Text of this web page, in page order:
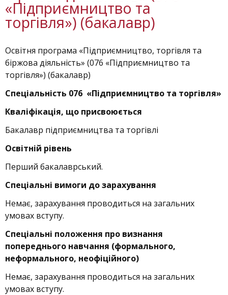
«Підприємництво та
торгівля») (бакалавр)
Освітня програма «Підприємництво, торгівля та
біржова діяльність» (076 «Підприємництво та
торгівля») (бакалавр)
Спеціальність 076 «Підприємництво та торгівля»
Кваліфікація, що присвоюється
Бакалавр підприємництва та торгівлі
Освітній рівень
Перший бакалаврський.
Спеціальні вимоги до зарахування
Немає, зарахування проводиться на загальних
умовах вступу.
Спеціальні положення про визнання
попереднього навчання (формального,
неформального, неофіційного)
Немає, зарахування проводиться на загальних
умовах вступу.